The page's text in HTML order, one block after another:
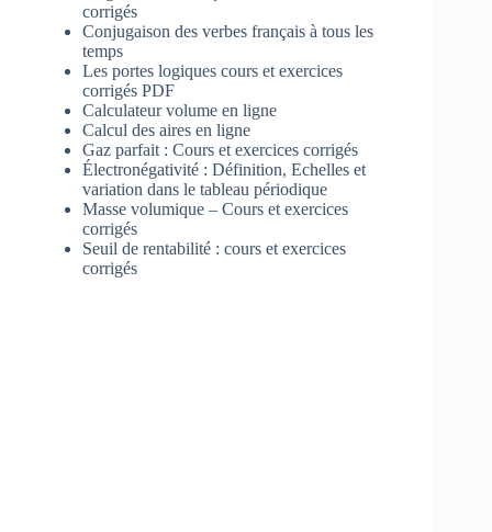
corrigés
Conjugaison des verbes français à tous les
temps
Les portes logiques cours et exercices
corrigés PDF
Calculateur volume en ligne
Calcul des aires en ligne
Gaz parfait : Cours et exercices corrigés
Électronégativité : Définition, Echelles et
variation dans le tableau périodique
Masse volumique – Cours et exercices
corrigés
Seuil de rentabilité : cours et exercices
corrigés